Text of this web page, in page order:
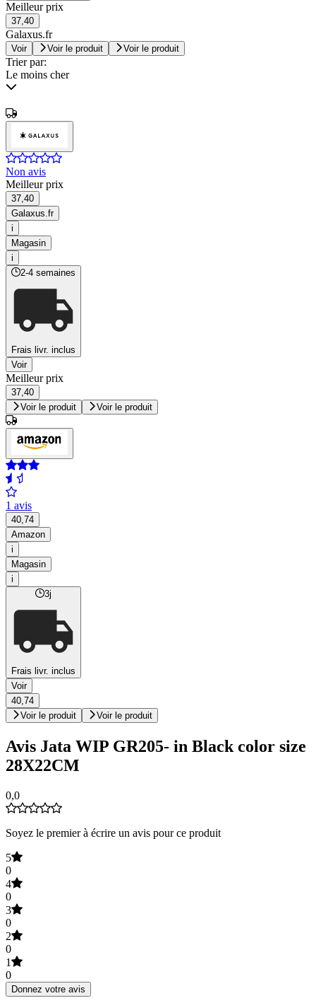
Meilleur prix
37,40
Galaxus.fr
Voir Voir le produit Voir le produit
Trier par:
Le moins cher
Non avis
Meilleur prix
37,40
Galaxus.fr
i
Magasin
i
2-4 semaines
Frais livr. inclus
Voir
Meilleur prix
37,40
Voir le produit
Voir le produit
1 avis
40,74
Amazon
i
Magasin
i
3j
Frais livr. inclus
Voir
40,74
Voir le produit
Voir le produit
Avis Jata WIP GR205- in Black color size
28X22CM
0,0
Soyez le premier à écrire un avis pour ce produit
5
0
4
0
3
0
2
0
1
0
Donnez votre avis